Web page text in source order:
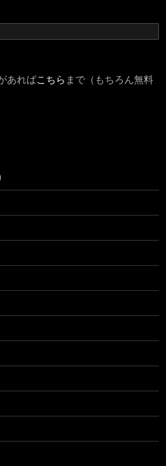
あればこちら まで（もちろん無料